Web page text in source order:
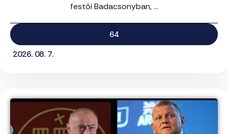
festői Badacsonyban, ...
64
2026. 08. 7.